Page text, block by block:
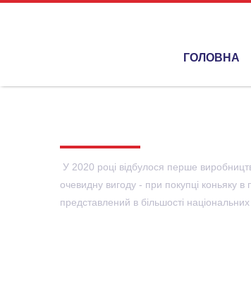
ГОЛОВНА
У 2020 році відбулося перше
очевидну вигоду - при покупці коньяку
представлений в більшості